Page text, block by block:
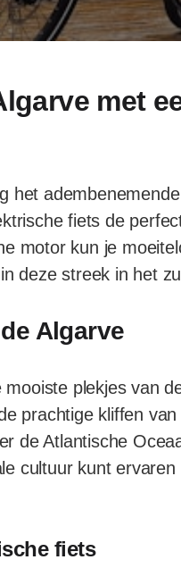
met
het
fiets de
motor kun je
deze streek in het
Algarve
plekjes van
prachtige kliffen
de Atlantische
cultuur kunt ervaren
fiets